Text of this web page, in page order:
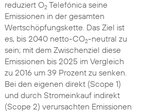
reduziert O2Telefónica seine
Emissionen in der gesamten
Wertschöpfungskette. Das Ziel ist
es, bis 2040 netto-CO2-neutral zu
sein; mit dem Zwischenziel diese
Emissionen bis 2025 im Vergleich
zu 2016 um 39 Prozent zu senken.
Bei den eigenen direkt (Scope 1)
und durch Stromeinkauf indirekt
(Scope 2) verursachten Emissionen